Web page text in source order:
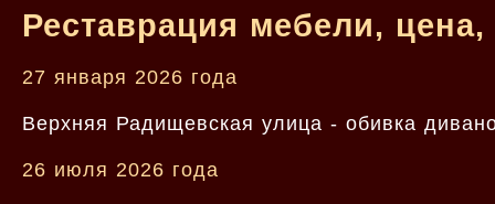
Реставрация мебели,
27 января 2026 года
Верхняя Радищевская улица - обивка
26 июля 2026 года